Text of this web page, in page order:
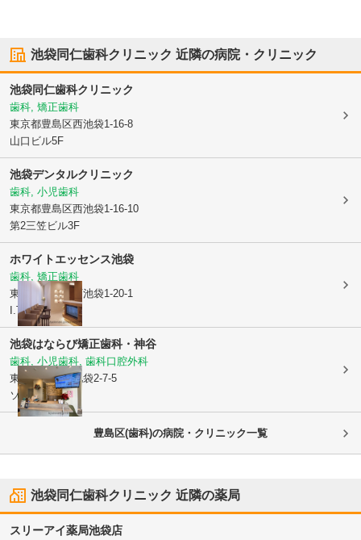
池袋同仁歯科クリニック 近隣の病院・クリニック
池袋同仁歯科クリニック
歯科, 矯正歯科
東京都豊島区西池袋1-16-8
山口ビル5F
池袋デンタルクリニック
歯科, 小児歯科
東京都豊島区西池袋1-16-10
第2三笠ビル3F
ホワイトエッセンス池袋
歯科, 矯正歯科
東京都豊島区
西池袋1-20-1
I.TOWER 5F
池袋はならび矯正歯科・神谷
歯科, 小児歯科, 歯科口腔外科
東京都豊島区池袋2-7-5
ソラーレ3階
豊島区(歯科)の病院・クリニック一覧
池袋同仁歯科クリニック 近隣の薬局
スリーアイ薬局池袋店